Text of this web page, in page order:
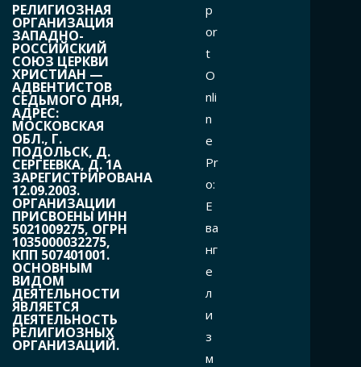
РЕЛИГИОЗНАЯ
ОРГАНИЗАЦИЯ
ЗАПАДНО-
РОССИЙСКИЙ
СОЮЗ ЦЕРКВИ
ХРИСТИАН —
АДВЕНТИСТОВ
СЕДЬМОГО ДНЯ,
АДРЕС:
МОСКОВСКАЯ
ОБЛ., Г.
ПОДОЛЬСК, Д.
СЕРГЕЕВКА, Д. 1А
ЗАРЕГИСТРИРОВАНА
12.09.2003.
ОРГАНИЗАЦИИ
ПРИСВОЕНЫ ИНН
5021009275, ОГРН
1035000032275,
КПП 507401001.
ОСНОВНЫМ
ВИДОМ
ДЕЯТЕЛЬНОСТИ
ЯВЛЯЕТСЯ
ДЕЯТЕЛЬНОСТЬ
РЕЛИГИОЗНЫХ
ОРГАНИЗАЦИЙ.
p
or
t
O
nli
n
e
Pr
o:
Е
ва
нг
е
л
и
з
м